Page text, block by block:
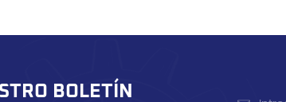
BOLETÍN